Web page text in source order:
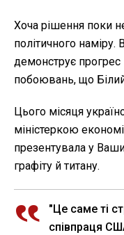
Хоча рішення поки
політичного
демонструє прогрес
побоювань, що
Цього місяця
міністеркою
презентувала у
графіту й титану.
"Це саме ті
співпраця